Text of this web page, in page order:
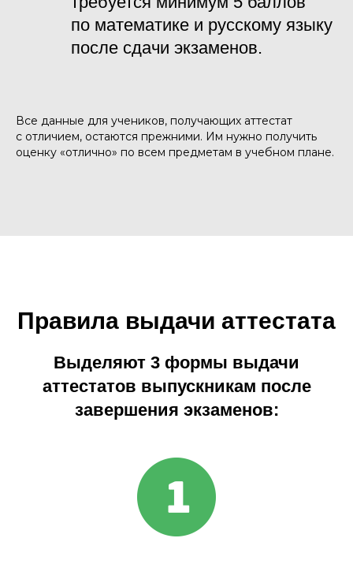
по математике и русскому языку
после сдачи экзаменов.
Все данные для учеников, получающих аттестат
с отличием, остаются прежними. Им нужно получить
оценку «отлично» по всем предметам в учебном плане.
Правила выдачи аттестата
Выделяют 3 формы выдачи
аттестатов выпускникам после
завершения экзаменов: